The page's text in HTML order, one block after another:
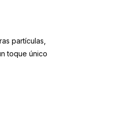
partículas,
toque único